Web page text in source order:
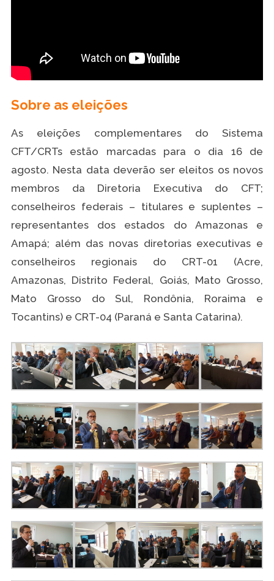
Sobre as eleições
As eleições complementares do Sistema
CFT/CRTs estão marcadas para o dia 16 de
agosto. Nesta data deverão ser eleitos os novos
membros da Diretoria Executiva do CFT;
conselheiros federais – titulares e suplentes –
representantes dos estados do Amazonas e
Amapá; além das novas diretorias executivas e
conselheiros regionais do CRT-01 (Acre,
Amazonas, Distrito Federal, Goiás, Mato Grosso,
Mato Grosso do Sul, Rondônia, Roraima e
Tocantins) e CRT-04 (Paraná e Santa Catarina).